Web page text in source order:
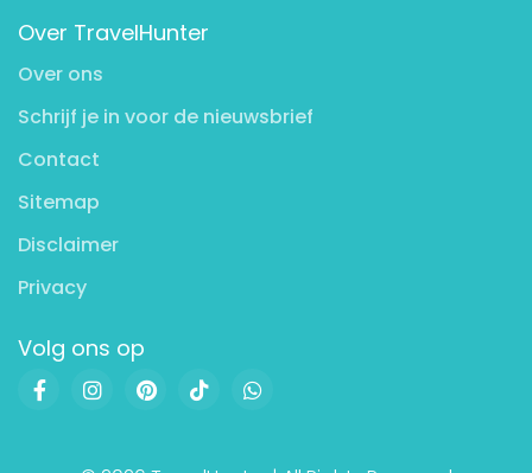
Over TravelHunter
Over ons
Schrijf je in voor de nieuwsbrief
Contact
Sitemap
Disclaimer
Privacy
Volg ons op